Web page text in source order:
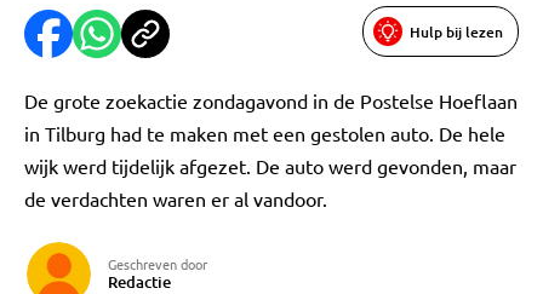
Hulp bij lezen
De grote zoekactie zondagavond in de Postelse Hoeflaan
in Tilburg had te maken met een gestolen auto. De hele
wijk werd tijdelijk afgezet. De auto werd gevonden, maar
de verdachten waren er al vandoor.
Geschreven door
Redactie